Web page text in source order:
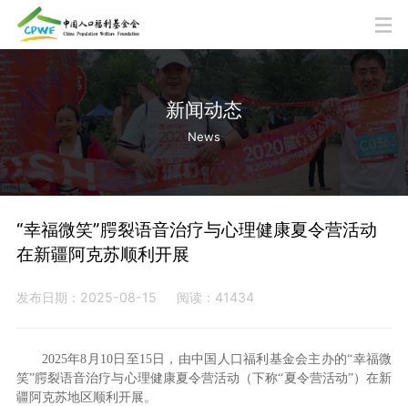
新闻动态
News
“幸福微笑”腭裂语音治疗与心理健康夏令营活动
在新疆阿克苏顺利开展
发布日期：2025-08-15 阅读：41434
2025年8月10日至15日，由中国人口福利基金会主办的“幸福微
笑”腭裂语音治疗与心理健康夏令营活动（下称“夏令营活动”）在新
疆阿克苏地区顺利开展。